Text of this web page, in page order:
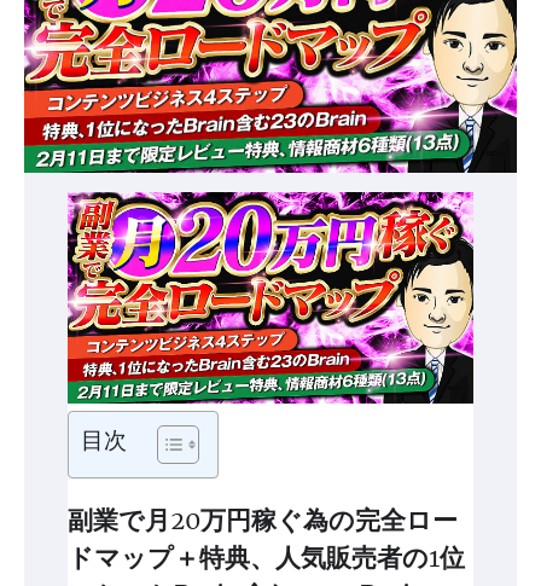
目次
副業で月20万円稼ぐ為の完全ロー
ドマップ＋特典、人気販売者の1位